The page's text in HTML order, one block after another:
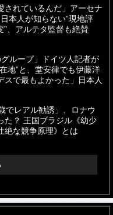
されているんだ」アーセナ
本人が知らない”現地評
、アルテタ監督も絶賛
グループ」ドイツ人記者が
地”と、堂安律でも伊藤洋
スで最もよかった」日本人
でレアル勧誘」、ロナウ
た？ 王国ブラジル《幼少
絶な競争原理》とは